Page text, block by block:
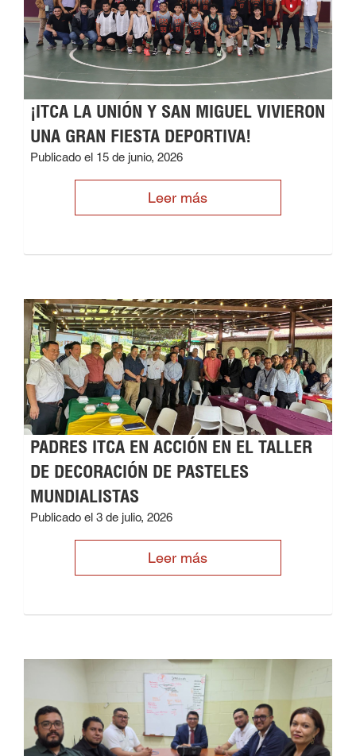
¡ITCA LA UNIÓN Y SAN MIGUEL VIVIERON
UNA GRAN FIESTA DEPORTIVA!
Publicado el 15 de junio, 2026
Leer más
PADRES ITCA EN ACCIÓN EN EL TALLER
DE DECORACIÓN DE PASTELES
MUNDIALISTAS
Publicado el 3 de julio, 2026
Leer más